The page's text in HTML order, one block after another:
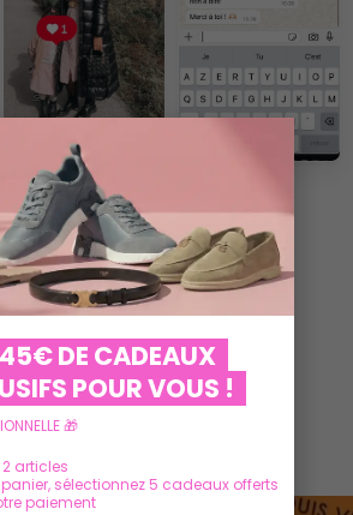
VOIR PLUS
parlent de nous
DE CADEAUX
POUR VOUS !
🎁
articles
sélectionnez 5 cadeaux offerts
paiement